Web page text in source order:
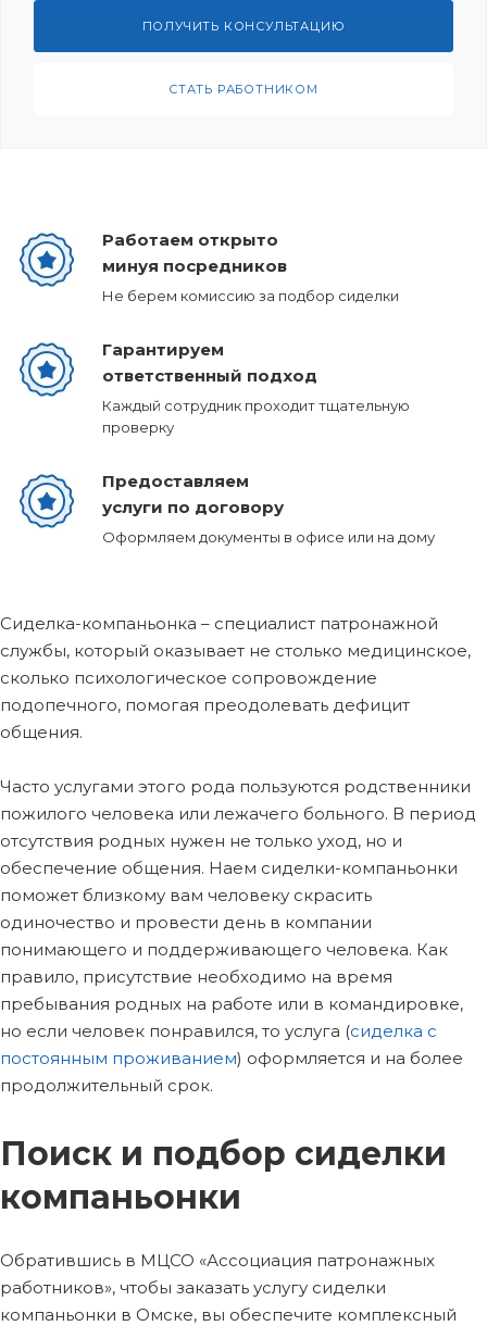
ПОЛУЧИТЬ КОНСУЛЬТАЦИЮ
СТАТЬ РАБОТНИКОМ
Работаем открыто
минуя посредников
Не берем комиссию за подбор сиделки
Гарантируем
ответственный подход
Каждый сотрудник проходит тщательную
проверку
Предоставляем
услуги по договору
Оформляем документы в офисе или на дому
Сиделка-компаньонка – специалист патронажной
службы, который оказывает не столько медицинское,
сколько психологическое сопровождение
подопечного, помогая преодолевать дефицит
общения.
Часто услугами этого рода пользуются родственники
пожилого человека или лежачего больного. В период
отсутствия родных нужен не только уход, но и
обеспечение общения. Наем сиделки-компаньонки
поможет близкому вам человеку скрасить
одиночество и провести день в компании
понимающего и поддерживающего человека. Как
правило, присутствие необходимо на время
пребывания родных на работе или в командировке,
но если человек понравился, то услуга (сиделка с
постоянным проживанием) оформляется и на более
продолжительный срок.
Поиск и подбор сиделки
компаньонки
Обратившись в МЦСО «Ассоциация патронажных
работников», чтобы заказать услугу сиделки
компаньонки в Омске, вы обеспечите комплексный